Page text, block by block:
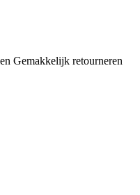
Gemakkelijk retourneren